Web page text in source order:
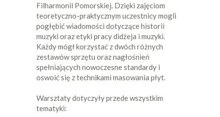
Filharmonii Pomorskiej. Dzięki zajęciom
teoretyczno-praktycznym uczestnicy mogli
pogłębić wiadomości dotyczące historii
muzyki oraz etyki pracy didżeja i muzyki.
Każdy mógł korzystać z dwóch różnych
zestawów sprzętu oraz nagłośnień
spełniających nowoczesne standardy i
oswoić się z technikami masowania płyt.
Warsztaty dotyczyły przede wszystkim
tematyki: